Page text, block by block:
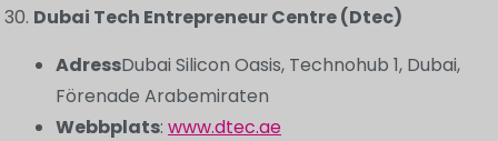
Dubai Tech Entrepreneur Centre (Dtec)
AdressDubai Silicon Oasis, Technohub 1, Dubai,
Förenade Arabemiraten
Webbplats: www.dtec.ae